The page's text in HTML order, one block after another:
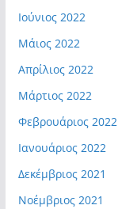
Ιούνιος 2022
Μάιος 2022
Απρίλιος 2022
Μάρτιος 2022
Φεβρουάριος 2022
Ιανουάριος 2022
Δεκέμβριος 2021
Νοέμβριος 2021